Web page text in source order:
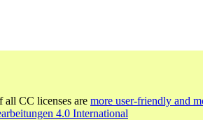
all CC licenses are more user-friendly and
4.0 International